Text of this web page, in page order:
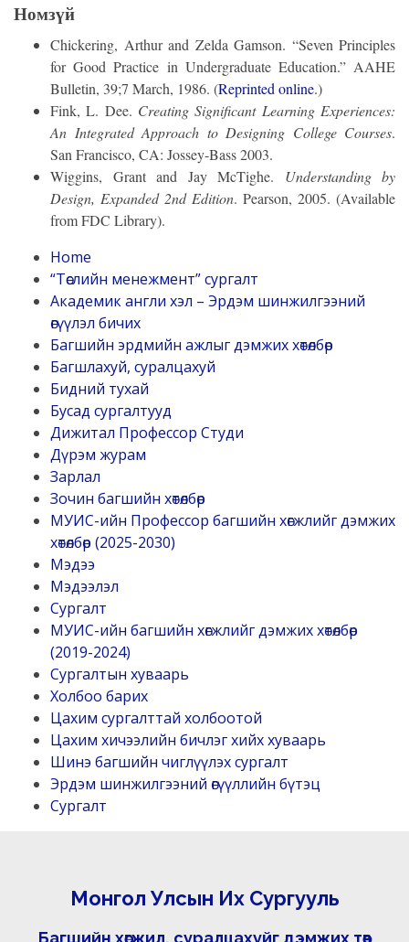
Номзүй
Chickering, Arthur and Zelda Gamson. “Seven Principles
for Good Practice in Undergraduate Education.” AAHE
Bulletin, 39;7 March, 1986. (Reprinted online.)
Fink, L. Dee. Creating Significant Learning Experiences:
An Integrated Approach to Designing College Courses.
San Francisco, CA: Jossey-Bass 2003.
Wiggins, Grant and Jay McTighe. Understanding by
Design, Expanded 2nd Edition. Pearson, 2005. (Available
from FDC Library).
Home
“Төслийн менежмент” сургалт
Академик англи хэл – Эрдэм шинжилгээний
өгүүлэл бичих
Багшийн эрдмийн ажлыг дэмжих хөтөлбөр
Багшлахуй, суралцахуй
Бидний тухай
Бусад сургалтууд
Дижитал Профессор Студи
Дүрэм журам
Зарлал
Зочин багшийн хөтөлбөр
МУИС-ийн Профессор багшийн хөгжлийг дэмжих
хөтөлбөр (2025-2030)
Мэдээ
Мэдээлэл
Сургалт
МУИС-ийн багшийн хөгжлийг дэмжих хөтөлбөр
(2019-2024)
Сургалтын хуваарь
Холбоо барих
Цахим сургалттай холбоотой
Цахим хичээлийн бичлэг хийх хуваарь
Шинэ багшийн чиглүүлэх сургалт
Эрдэм шинжилгээний өгүүллийн бүтэц
Сургалт
Монгол Улсын Их Сургууль
Багшийн хөгжил, суралцахуйг дэмжих төв